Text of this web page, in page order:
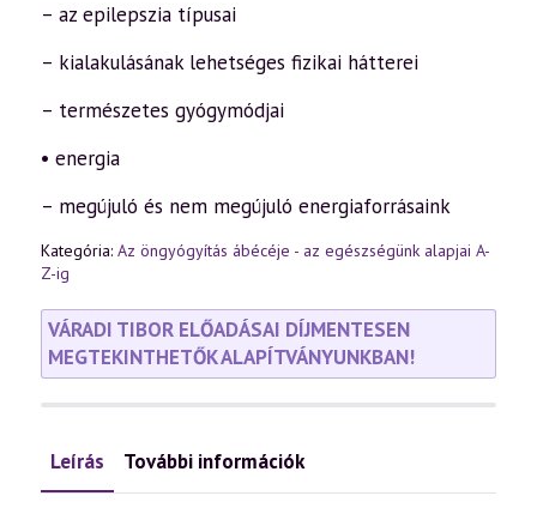
– az epilepszia típusai
– kialakulásának lehetséges fizikai hátterei
– természetes gyógymódjai
• energia
– megújuló és nem megújuló energiaforrásaink
Kategória: Az öngyógyítás ábécéje - az egészségünk alapjai A-
Z-ig
VÁRADI TIBOR ELŐADÁSAI DÍJMENTESEN
MEGTEKINTHETŐK ALAPÍTVÁNYUNKBAN!
Leírás További információk